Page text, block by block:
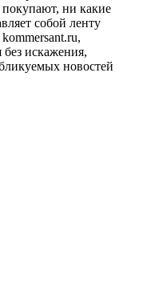
покупают, ни какие
собой ленту
искажения,
новостей